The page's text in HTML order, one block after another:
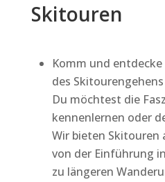
Skitouren
Komm und
des
Du möchtest die
kennenlernen oder
Wir bieten Skitouren
von der Einführung
zu längeren